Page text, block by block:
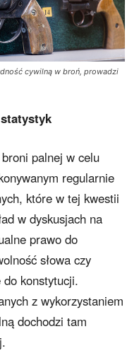
cywilną w broń, prowadzi
palnej w celu
regularnie
które w tej kwestii
w dyskusjach na
prawo do
słowa czy
konstytucji.
z wykorzystaniem
dochodzi tam